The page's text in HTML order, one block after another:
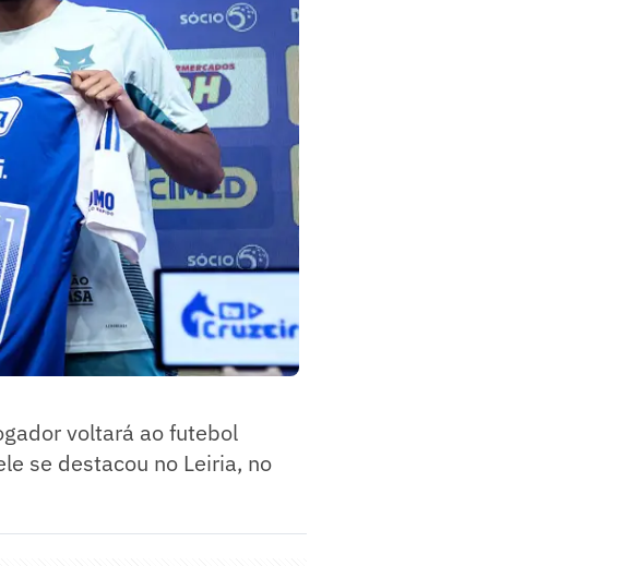
voltará ao futebol
se destacou no Leiria, no